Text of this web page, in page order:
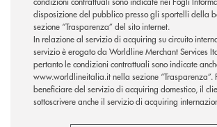
disposizione del pubblico presso gli sportelli della
sezione “Trasparenza” del sito internet.
In relazione al servizio di acquiring su circuito
servizio è erogato da Worldline Merchant Services
pertanto le condizioni contrattuali sono indicate
www.worldlineitalia.it nella sezione “Trasparenza”.
beneficiare del servizio di acquiring domestico, il
sottoscrivere anche il servizio di acquiring